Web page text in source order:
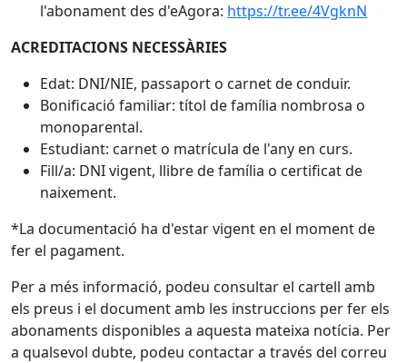
l'abonament des d'eAgora: https://tr.ee/4VgknN
ACREDITACIONS NECESSÀRIES
Edat: DNI/NIE, passaport o carnet de conduir.
Bonificació familiar: títol de família nombrosa o
monoparental.
Estudiant: carnet o matrícula de l'any en curs.
Fill/a: DNI vigent, llibre de família o certificat de
naixement.
*La documentació ha d'estar vigent en el moment de
fer el pagament.
Per a més informació, podeu consultar el cartell amb
els preus i el document amb les instruccions per fer els
abonaments disponibles a aquesta mateixa notícia. Per
a qualsevol dubte, podeu contactar a través del correu